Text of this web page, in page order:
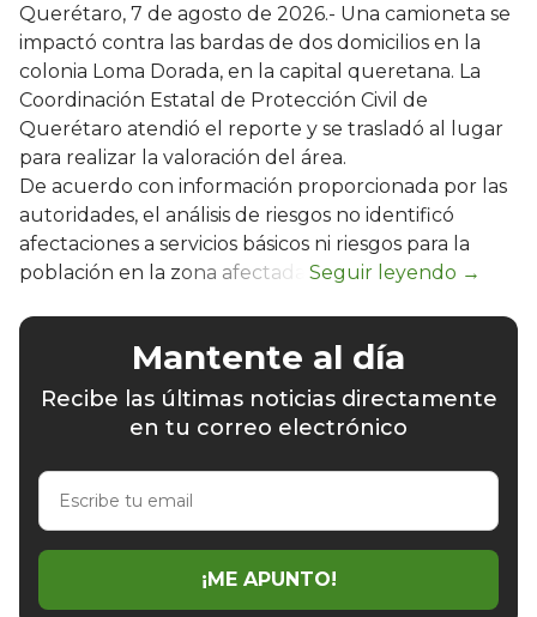
Querétaro, 7 de agosto de 2026.- Una camioneta se
impactó contra las bardas de dos domicilios en la
colonia Loma Dorada, en la capital queretana. La
Coordinación Estatal de Protección Civil de
Querétaro atendió el reporte y se trasladó al lugar
para realizar la valoración del área.
De acuerdo con información proporcionada por las
autoridades, el análisis de riesgos no identificó
afectaciones a servicios básicos ni riesgos para la
población en la zona afectada.
Mantente al día
Recibe las últimas noticias directamente
en tu correo electrónico
Escribe
email
¡ME APUNTO!